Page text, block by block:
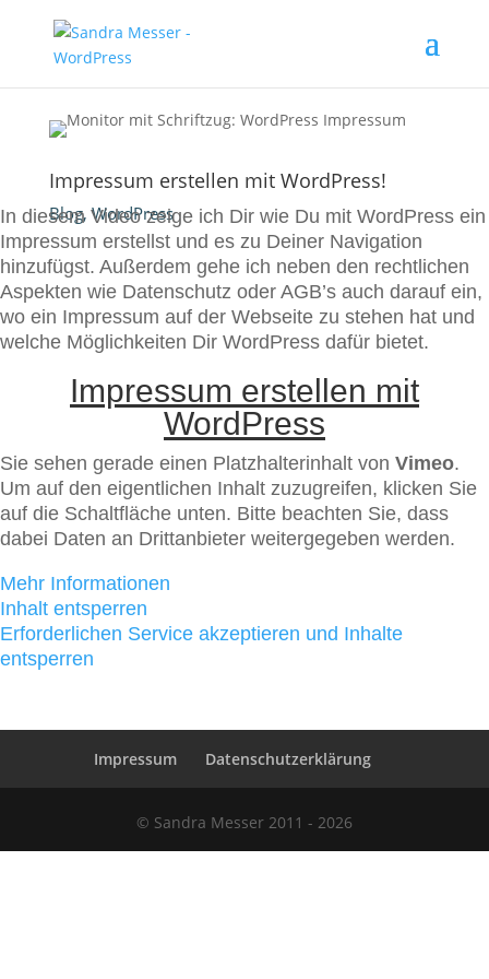
Impressum erstellen mit WordPress!
Blog,WordPress
In diesem Video zeige ich Dir wie Du mit WordPress ein
Impressum erstellst und es zu Deiner Navigation
hinzufügst. Außerdem gehe ich neben den rechtlichen
Aspekten wie Datenschutz oder AGB’s auch darauf ein,
wo ein Impressum auf der Webseite zu stehen hat und
welche Möglichkeiten Dir WordPress dafür bietet.
Impressum erstellen mit
WordPress
Sie sehen gerade einen Platzhalterinhalt von Vimeo.
Um auf den eigentlichen Inhalt zuzugreifen, klicken Sie
auf die Schaltfläche unten. Bitte beachten Sie, dass
dabei Daten an Drittanbieter weitergegeben werden.
Mehr Informationen
Inhalt entsperren
Erforderlichen Service akzeptieren und Inhalte
entsperren
Impressum Datenschutzerklärung
© Sandra Messer 2011 - 2026